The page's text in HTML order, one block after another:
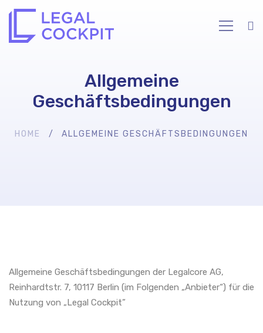
Allgemeine
Geschäftsbedingungen
HOME ALLGEMEINE GESCHÄFTSBEDINGUNGEN
Allgemeine
Allgemeine Geschäftsbedingungen der Legalcore AG,
Reinhardtstr. 7, 10117 Berlin (im Folgenden „Anbieter“) für die
Nutzung von „Legal Cockpit”